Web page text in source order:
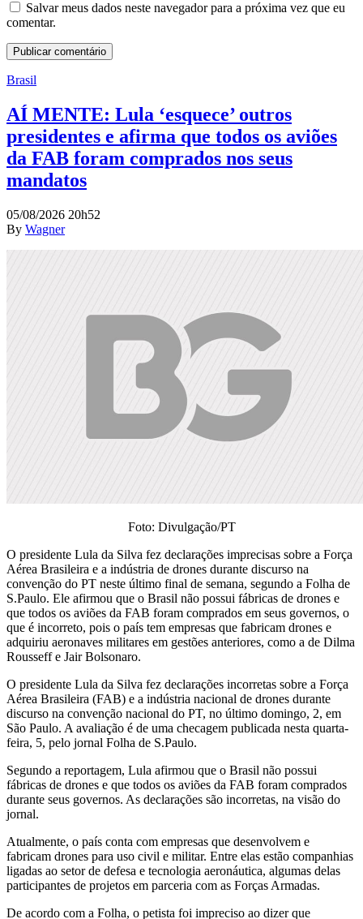
Salvar meus dados neste navegador para a próxima vez que eu
comentar.
Brasil
AÍ MENTE: Lula ‘esquece’ outros
presidentes e afirma que todos os aviões
da FAB foram comprados nos seus
mandatos
05/08/2026 20h52
By Wagner
Foto: Divulgação/PT
O presidente Lula da Silva fez declarações imprecisas sobre a Força
Aérea Brasileira e a indústria de drones durante discurso na
convenção do PT neste último final de semana, segundo a Folha de
S.Paulo. Ele afirmou que o Brasil não possui fábricas de drones e
que todos os aviões da FAB foram comprados em seus governos, o
que é incorreto, pois o país tem empresas que fabricam drones e
adquiriu aeronaves militares em gestões anteriores, como a de Dilma
Rousseff e Jair Bolsonaro.
O presidente Lula da Silva fez declarações incorretas sobre a Força
Aérea Brasileira (FAB) e a indústria nacional de drones durante
discurso na convenção nacional do PT, no último domingo, 2, em
São Paulo. A avaliação é de uma checagem publicada nesta quarta-
feira, 5, pelo jornal Folha de S.Paulo.
Segundo a reportagem, Lula afirmou que o Brasil não possui
fábricas de drones e que todos os aviões da FAB foram comprados
durante seus governos. As declarações são incorretas, na visão do
jornal.
Atualmente, o país conta com empresas que desenvolvem e
fabricam drones para uso civil e militar. Entre elas estão companhias
ligadas ao setor de defesa e tecnologia aeronáutica, algumas delas
participantes de projetos em parceria com as Forças Armadas.
De acordo com a Folha, o petista foi impreciso ao dizer que